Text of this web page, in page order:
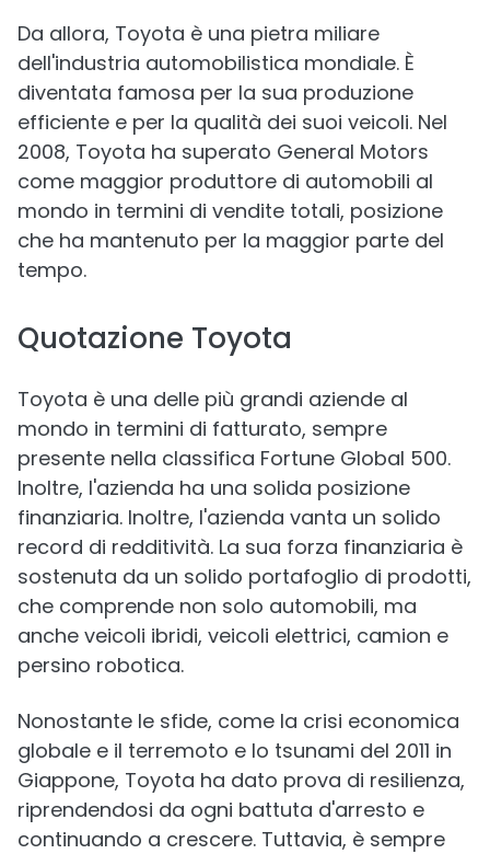
Da allora, Toyota è una pietra miliare
dell'industria automobilistica mondiale. È
diventata famosa per la sua produzione
efficiente e per la qualità dei suoi veicoli. Nel
2008, Toyota ha superato General Motors
come maggior produttore di automobili al
mondo in termini di vendite totali, posizione
che ha mantenuto per la maggior parte del
tempo.
Quotazione Toyota
Toyota è una delle più grandi aziende al
mondo in termini di fatturato, sempre
presente nella classifica Fortune Global 500.
Inoltre, l'azienda ha una solida posizione
finanziaria. Inoltre, l'azienda vanta un solido
record di redditività. La sua forza finanziaria è
sostenuta da un solido portafoglio di prodotti,
che comprende non solo automobili, ma
anche veicoli ibridi, veicoli elettrici, camion e
persino robotica.
Nonostante le sfide, come la crisi economica
globale e il terremoto e lo tsunami del 2011 in
Giappone, Toyota ha dato prova di resilienza,
riprendendosi da ogni battuta d'arresto e
continuando a crescere. Tuttavia, è sempre